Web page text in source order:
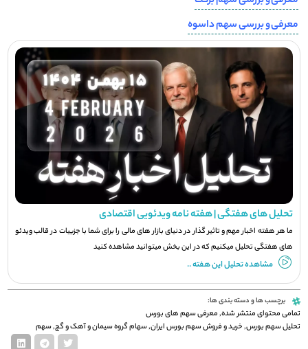
معرفی و بررسی سهم داسوه
تحلیل های هفتگی | هفته نامه ویدئویی اقتصادی
ما هر هفته اخبار مهم و تاثیر گذار در دنیای بازار های مالی را برای شما با جزيیات در قالب ویدئو
های هفتگی تحلیل میکنیم که در این بخش میتوانید مشاهده کنید
مشاهده تحلیل این هفته ..
برچسب ها و دسته بندی ها:
تمامی محتوای منتشر شده,معرفی سهم های بورس
تحلیل سهم بورس,خرید و فروش سهم بورس ایران,سهام گروه سیمان و آهک و گچ,سهم